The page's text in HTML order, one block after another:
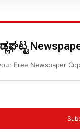
Free Newspaper